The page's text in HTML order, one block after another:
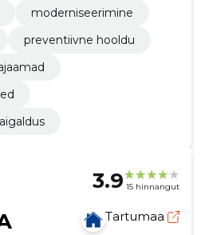
moderniseerimine
preventiivne hooldu
3.9 15 hinnangut
Tartumaa